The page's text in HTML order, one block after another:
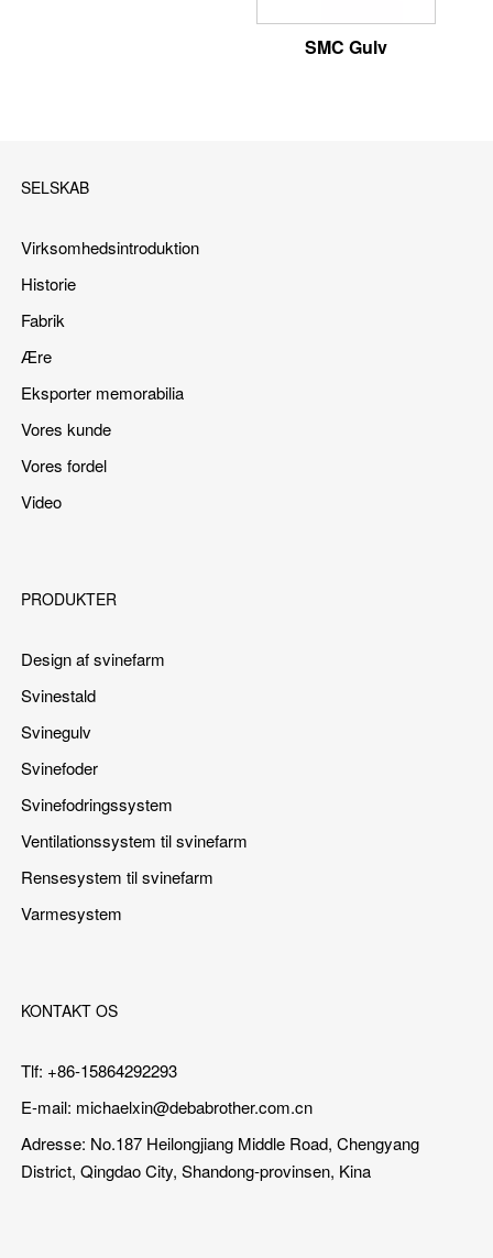
SMC Gulv
SELSKAB
Virksomhedsintroduktion
Historie
Fabrik
Ære
Eksporter memorabilia
Vores kunde
Vores fordel
Video
PRODUKTER
Design af svinefarm
Svinestald
Svinegulv
Svinefoder
Svinefodringssystem
Ventilationssystem til svinefarm
Rensesystem til svinefarm
Varmesystem
KONTAKT OS
Tlf: +86-15864292293
E-mail: michaelxin@debabrother.com.cn
Adresse: No.187 Heilongjiang Middle Road, Chengyang
District, Qingdao City, Shandong-provinsen, Kina